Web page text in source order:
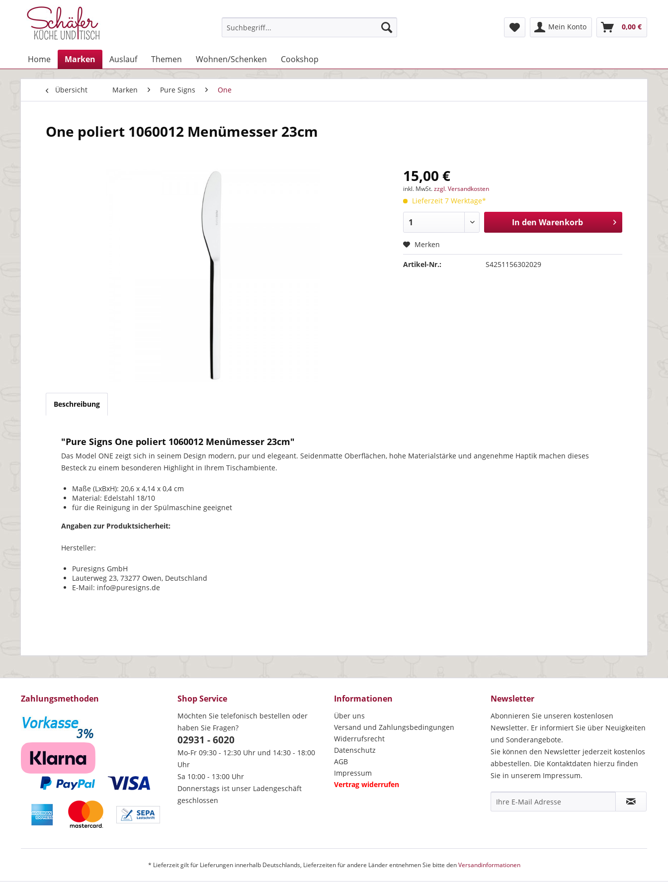
Mein Konto 0,00 €
Home Marken Auslauf Themen Wohnen/Schenken Cookshop
Übersicht Marken Pure Signs One
One poliert 1060012 Menümesser 23cm
15,00 €
inkl. MwSt.zzgl. Versandkosten
Lieferzeit 7 Werktage*
In den Warenkorb
Merken
Artikel-Nr.: S4251156302029
Beschreibung
"Pure Signs One poliert 1060012 Menümesser 23cm"
Das Model ONE zeigt sich in seinem Design modern, pur und elegeant. Seidenmatte Oberflächen, hohe Materialstärke und angenehme Haptik machen dieses
Besteck zu einem besonderen Highlight in Ihrem Tischambiente.
Maße (LxBxH): 20,6 x 4,14 x 0,4 cm
Material: Edelstahl 18/10
für die Reinigung in der Spülmaschine geeignet
Angaben zur Produktsicherheit:
Hersteller:
Puresigns GmbH
Lauterweg 23, 73277 Owen, Deutschland
E-Mail: info@puresigns.de
Zahlungsmethoden Shop Service
Möchten Sie telefonisch bestellen oder
haben Sie Fragen?
02931 - 6020
Mo-Fr 09:30 - 12:30 Uhr und 14:30 - 18:00
Uhr
Sa 10:00 - 13:00 Uhr
Donnerstags ist unser Ladengeschäft
geschlossen
Informationen
Über uns
Versand und Zahlungsbedingungen
Widerrufsrecht
Datenschutz
AGB
Impressum
Vertrag widerrufen
Newsletter
Abonnieren Sie unseren kostenlosen
Newsletter. Er informiert Sie über Neuigkeiten
und Sonderangebote.
Sie können den Newsletter jederzeit kostenlos
abbestellen. Die Kontaktdaten hierzu finden
Sie in unserem Impressum.
* Lieferzeit gilt für Lieferungen innerhalb Deutschlands, Lieferzeiten für andere Länder entnehmen Sie bitte denVersandinformationen